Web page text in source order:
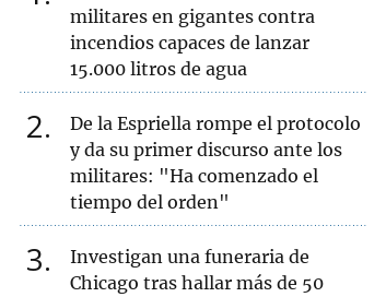
militares en gigantes contra
incendios capaces de lanzar
15.000 litros de agua
2
De la Espriella rompe el protocolo
y da su primer discurso ante los
militares: "Ha comenzado el
tiempo del orden"
3
Investigan una funeraria de
Chicago tras hallar más de 50